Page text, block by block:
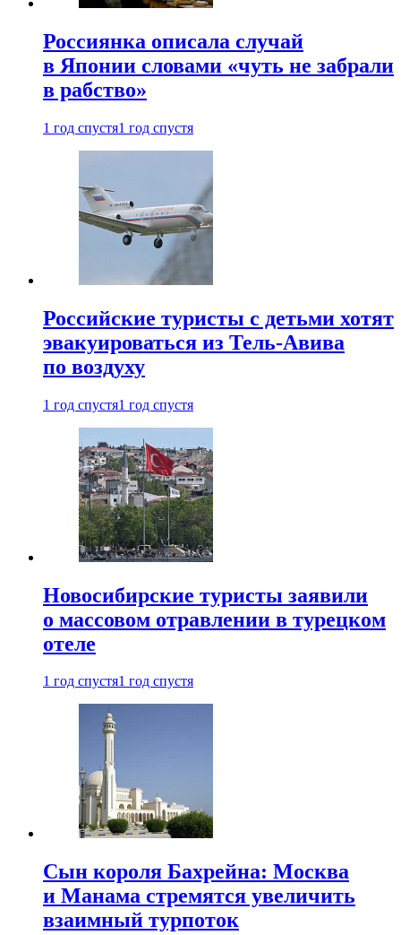
Россиянка описала случай
в Японии словами «чуть не забрали
в рабство»
1 год спустя1 год спустя
Российские туристы с детьми хотят
эвакуироваться из Тель-Авива
по воздуху
1 год спустя1 год спустя
Новосибирские туристы заявили
о массовом отравлении в турецком
отеле
1 год спустя1 год спустя
Сын короля Бахрейна: Москва
и Манама стремятся увеличить
взаимный турпоток